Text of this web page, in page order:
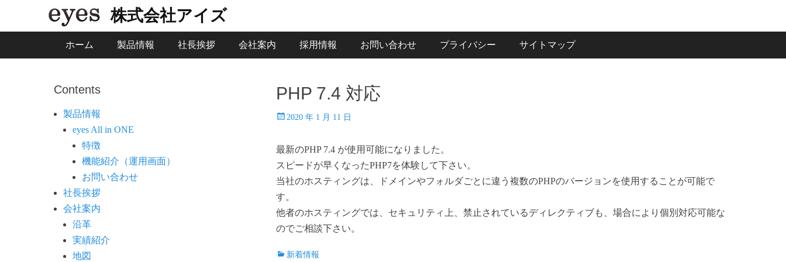
株式会社アイズ
メインメニュー
ン
へ
ホーム 製品情報 社長挨拶 会社案内 採用情報 お問い合わせ プライバシー サイトマップ
PHP 7.4 対応
投
日
2020 年 1 月 11 日
最新のPHP 7.4 が使用可能になりました。
スピードが早くなったPHP7を体験して下さい。
当社のホスティングは、ドメインやフォルダごとに違う複数のPHPのバージョンを使用することが可能で
す。
他者のホスティングでは、セキュリティ上、禁止されているディレクティブも、場合により個別対応可能な
のでご相談下さい。
カ 新着情報
Contents
製品情報
eyes All in ONE
特徴
機能紹介（運用画面）
お問い合わせ
社長挨拶
会社案内
沿革
実績紹介
地図